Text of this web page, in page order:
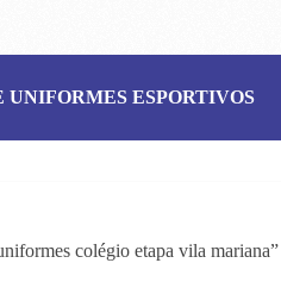
ESPORTIVOS
colégio etapa vila mariana”